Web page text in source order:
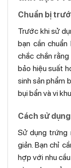
Chuẩn bị
Trước khi sử
bạn cần
chắc chắn
bảo hiệu suất
sinh sản phẩm
bụi bẩn và vi
Cách sử dụng
Sử dụng trứng
giản. Bạn chỉ
hợp với nhu